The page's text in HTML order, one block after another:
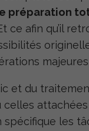
préparation
ce afin qu’il
majeures
et du
attachées
les